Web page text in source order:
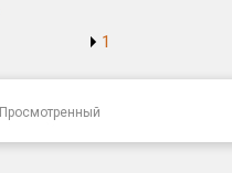
1
Просмотренный